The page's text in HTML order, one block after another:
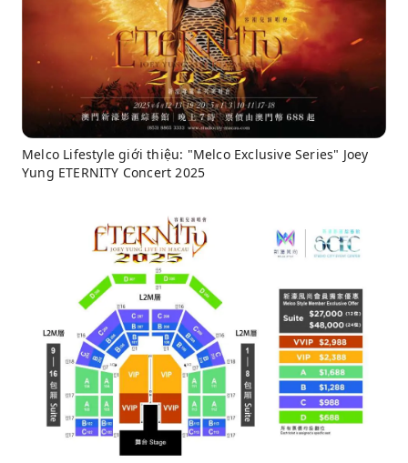
Melco Lifestyle giới thiệu: "Melco Exclusive Series" Joey
Yung ETERNITY Concert 2025